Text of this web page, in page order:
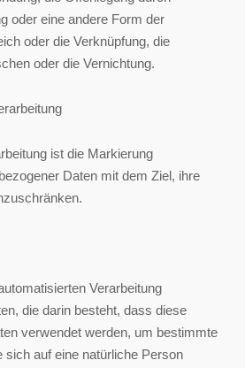
oder eine andere Form der
oder die Verknüpfung, die
oder die Vernichtung.
ist die Markierung
Daten mit dem Ziel, ihre
Verarbeitung
die darin besteht, dass diese
verwendet werden, um bestimmte
sich auf eine natürliche Person